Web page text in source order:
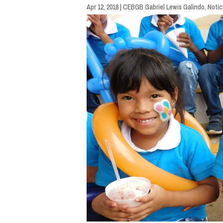
Apr 12, 2018|CEBGB Gabriel Lewis Galindo,